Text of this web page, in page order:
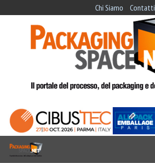
Chi Siamo Contatti